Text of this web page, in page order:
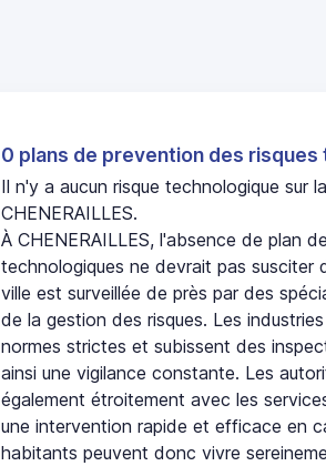
0 plans de prevention des risques
Il n'y a aucun risque technologique sur
CHENERAILLES.
À CHENERAILLES, l'absence de plan
technologiques ne devrait pas susciter
ville est surveillée de près par des
de la gestion des risques. Les
normes strictes et subissent des
ainsi une vigilance constante. Les
également étroitement avec les
une intervention rapide et efficace en
habitants peuvent donc vivre